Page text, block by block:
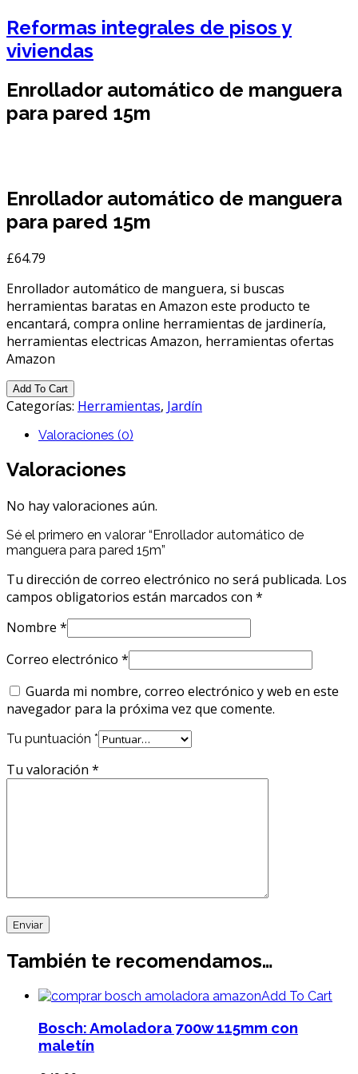
Reformas integrales de pisos y
viviendas
Enrollador automático de manguera
para pared 15m
Enrollador automático de manguera
para pared 15m
£64.79
Enrollador automático de manguera, si buscas
herramientas baratas en Amazon este producto te
encantará, compra online herramientas de jardinería,
herramientas electricas Amazon, herramientas ofertas
Amazon
Add To Cart
Categorías: Herramientas, Jardín
Valoraciones (0)
Valoraciones
No hay valoraciones aún.
Sé el primero en valorar “Enrollador automático de
manguera para pared 15m”
Tu dirección de correo electrónico no será publicada. Los
campos obligatorios están marcados con *
Nombre *
Correo electrónico *
Guarda mi nombre, correo electrónico y web en este
navegador para la próxima vez que comente.
Tu puntuación *
Tu valoración *
También te recomendamos…
Add To Cart
Bosch: Amoladora 700w 115mm con
maletín